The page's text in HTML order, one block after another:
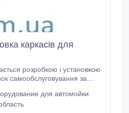
каркасів для
розробкою і установкою
самообслуговування за
а також навчанням
привабливими цінами!
для автомойки